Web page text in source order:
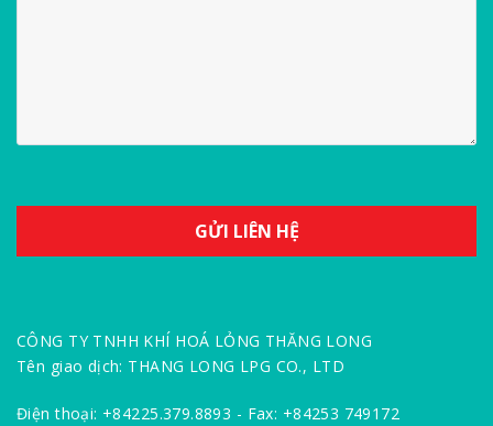
CÔNG TY TNHH KHÍ HOÁ LỎNG THĂNG LONG
Tên giao dịch: THANG LONG LPG CO., LTD
Điện thoại: +84225.379.8893 - Fax: +84253 749172